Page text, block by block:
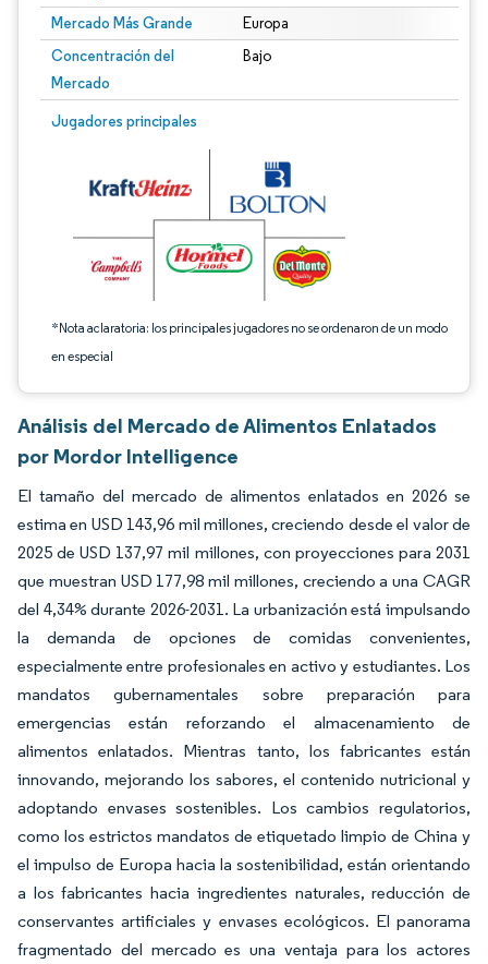
Mercado Más Grande Europa
Concentración del
Mercado
Bajo
Jugadores principales
*Nota aclaratoria: los principales jugadores no se ordenaron de un modo
en especial
Imagen © Mordor Intelligence. El uso requiere atribución según CC BY 4.0.
Análisis del Mercado de Alimentos Enlatados
por Mordor Intelligence
El tamaño del mercado de alimentos enlatados en 2026 se
estima en USD 143,96 mil millones, creciendo desde el valor de
2025 de USD 137,97 mil millones, con proyecciones para 2031
que muestran USD 177,98 mil millones, creciendo a una CAGR
del 4,34% durante 2026-2031. La urbanización está impulsando
la demanda de opciones de comidas convenientes,
especialmente entre profesionales en activo y estudiantes. Los
mandatos gubernamentales sobre preparación para
emergencias están reforzando el almacenamiento de
alimentos enlatados. Mientras tanto, los fabricantes están
innovando, mejorando los sabores, el contenido nutricional y
adoptando envases sostenibles. Los cambios regulatorios,
como los estrictos mandatos de etiquetado limpio de China y
el impulso de Europa hacia la sostenibilidad, están orientando
a los fabricantes hacia ingredientes naturales, reducción de
conservantes artificiales y envases ecológicos. El panorama
fragmentado del mercado es una ventaja para los actores